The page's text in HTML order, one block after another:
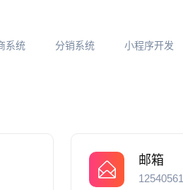
系统 分销系统 小程序开发
邮箱